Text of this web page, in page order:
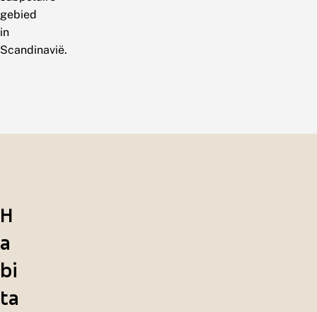
gebied
in
Scandinavië.
H
a
bi
ta